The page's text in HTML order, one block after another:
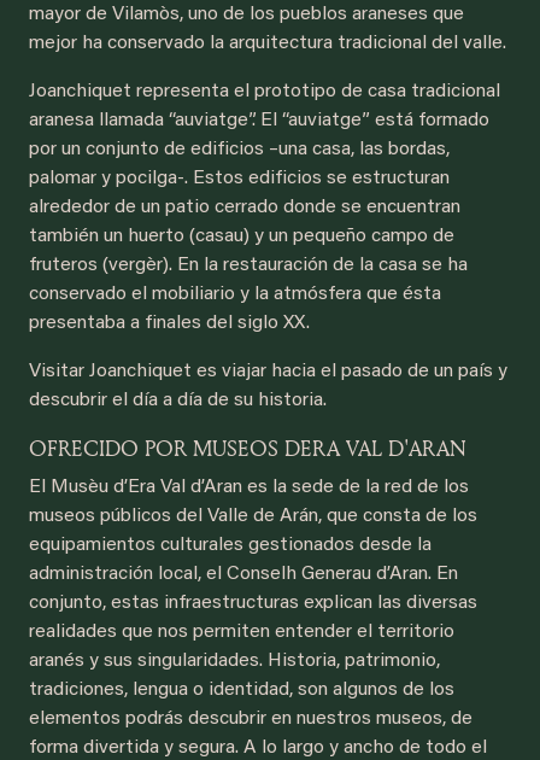
mayor de Vilamòs, uno de los pueblos araneses que
mejor ha conservado la arquitectura tradicional del valle.
Joanchiquet representa el prototipo de casa tradicional
aranesa llamada “auviatge”. El “auviatge” está formado
por un conjunto de edificios –una casa, las bordas,
palomar y pocilga-. Estos edificios se estructuran
alrededor de un patio cerrado donde se encuentran
también un huerto (casau) y un pequeño campo de
fruteros (vergèr). En la restauración de la casa se ha
conservado el mobiliario y la atmósfera que ésta
presentaba a finales del siglo XX.
Visitar Joanchiquet es viajar hacia el pasado de un país y
descubrir el día a día de su historia.
OFRECIDO POR MUSEOS DERA VAL D'ARAN
El Musèu d’Era Val d’Aran es la sede de la red de los
museos públicos del Valle de Arán, que consta de los
equipamientos culturales gestionados desde la
administración local, el Conselh Generau d’Aran. En
conjunto, estas infraestructuras explican las diversas
realidades que nos permiten entender el territorio
aranés y sus singularidades. Historia, patrimonio,
tradiciones, lengua o identidad, son algunos de los
elementos podrás descubrir en nuestros museos, de
forma divertida y segura. A lo largo y ancho de todo el